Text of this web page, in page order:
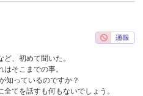
、初めて聞いた。
そこまでの事。
知っているのですか？
てを話すも何もないでしょう。